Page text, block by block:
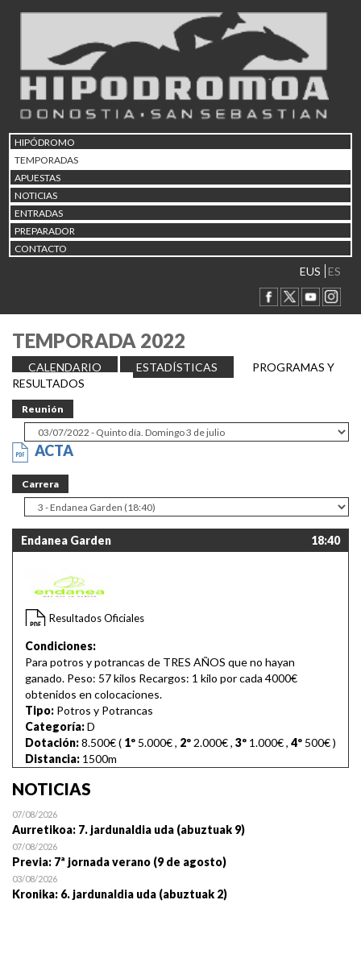
HIPÓDROMO
TEMPORADAS
APUESTAS
NOTICIAS
ENTRADAS
PREPARADOR
CONTACTO
EUS ES
TEMPORADA 2022
CALENDARIO ESTADÍSTICAS
PROGRAMAS Y
RESULTADOS
Reunión
ACTA
Carrera
Endanea Garden 18:40
Resultados Oficiales
Condiciones:
Para potros y potrancas de TRES AÑOS que no hayan
ganado. Peso: 57 kilos Recargos: 1 kilo por cada 4000€
obtenidos en colocaciones.
Tipo: Potros y Potrancas
Categoría:D
Dotación:8.500€ ( 1º 5.000€, 2º 2.000€, 3º 1.000€, 4º 500€)
Distancia: 1500m
NOTICIAS
07/08/2026
Aurretikoa: 7. jardunaldia uda (abuztuak 9)
07/08/2026
Previa: 7ª jornada verano (9 de agosto)
03/08/2026
Kronika: 6. jardunaldia uda (abuztuak 2)